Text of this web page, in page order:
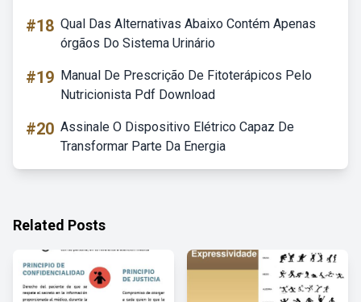
#18 Qual Das Alternativas Abaixo Contém Apenas
órgãos Do Sistema Urinário
#19 Manual De Prescrição De Fitoterápicos Pelo
Nutricionista Pdf Download
#20 Assinale O Dispositivo Elétrico Capaz De
Transformar Parte Da Energia
Related Posts